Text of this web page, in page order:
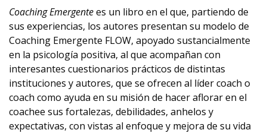
Coaching Emergentees un libro en el que, partiendo de
sus experiencias, los autores presentan su modelo de
Coaching Emergente FLOW, apoyado sustancialmente
en la psicología positiva, al que acompañan con
interesantes cuestionarios prácticos de distintas
instituciones y autores, que se ofrecen al líder coach o
coach como ayuda en su misión de hacer aflorar en el
coachee sus fortalezas, debilidades, anhelos y
expectativas, con vistas al enfoque y mejora de su vida